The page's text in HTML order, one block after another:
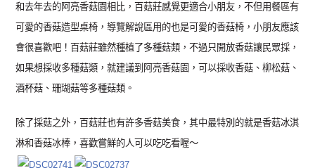
和去年去的阿亮香菇園相比，百菇莊感覺更適合小朋友，不但用餐區有
可愛的香菇造型桌椅，導覽解說區用的也是可愛的香菇椅，小朋友應該
會很喜歡吧！百菇莊雖然種植了多種菇類，不過只開放香菇讓民眾採，
如果想採收多種菇類，就建議到阿亮香菇園，可以採收香菇、柳松菇、
酒杯菇、珊瑚菇等多種菇類。
除了採菇之外，百菇莊也有許多香菇美食，其中最特別的就是香菇冰淇
淋和香菇冰棒，喜歡嘗鮮的人可以吃吃看喔～